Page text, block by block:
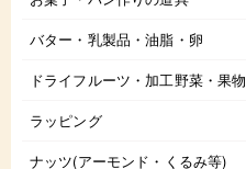
バター・乳製品・油脂・卵
ドライフルーツ・加工野菜・果物
ラッピング
ナッツ(アーモンド・くるみ等)